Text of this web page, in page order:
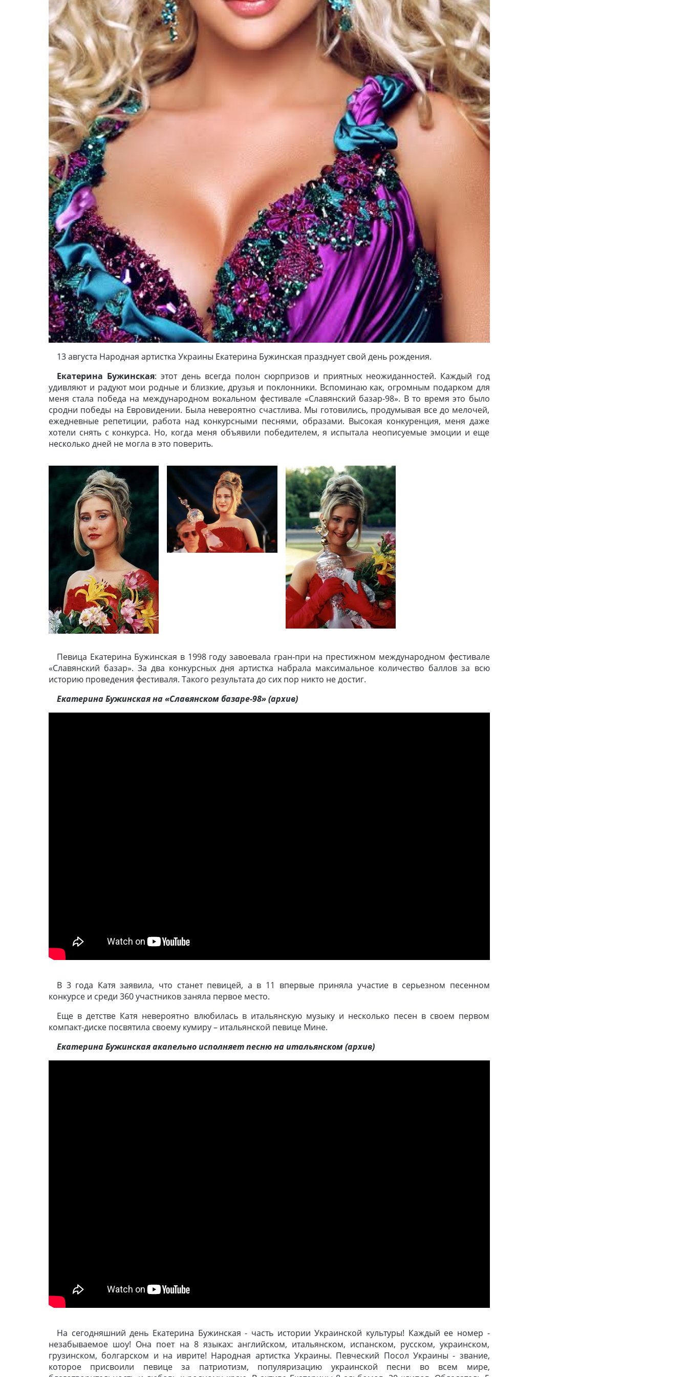
13 августа Народная артистка Украины Екатерина Бужинская празднует свой день рождения.
Екатерина Бужинская: этот день всегда полон сюрпризов и приятных неожиданностей. Каждый год
удивляют и радуют мои родные и близкие, друзья и поклонники. Вспоминаю как, огромным подарком для
меня стала победа на международном вокальном фестивале «Славянский базар-98». В то время это было
сродни победы на Евровидении. Была невероятно счастлива. Мы готовились, продумывая все до мелочей,
ежедневные репетиции, работа над конкурсными песнями, образами. Высокая конкуренция, меня даже
хотели снять с конкурса. Но, когда меня объявили победителем, я испытала неописуемые эмоции и еще
несколько дней не могла в это поверить.
Певица Екатерина Бужинская в 1998 году завоевала гран-при на престижном международном фестивале
«Славянский базар». За два конкурсных дня артистка набрала максимальное количество баллов за всю
историю проведения фестиваля. Такого результата до сих пор никто не достиг.
Екатерина Бужинская на «Славянском базаре-98» (архив)
В 3 года Катя заявила, что станет певицей, а в 11 впервые приняла участие в серьезном песенном
конкурсе и среди 360 участников заняла первое место.
Еще в детстве Катя невероятно влюбилась в итальянскую музыку и несколько песен в своем первом
компакт-диске посвятила своему кумиру – итальянской певице Мине.
Екатерина Бужинская акапельно исполняет песню на итальянском (архив)
На сегодняшний день Екатерина Бужинская - часть истории Украинской культуры! Каждый ее номер -
незабываемое шоу! Она поет на 8 языках: английском, итальянском, испанском, русском, украинском,
грузинском, болгарском и на иврите! Народная артистка Украины. Певческий Посол Украины - звание,
которое присвоили певице за патриотизм, популяризацию украинской песни во всем мире,